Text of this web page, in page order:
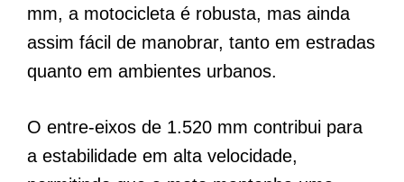
mm, a motocicleta é robusta, mas ainda
assim fácil de manobrar, tanto em estradas
quanto em ambientes urbanos.
O entre-eixos de 1.520 mm contribui para
a estabilidade em alta velocidade,